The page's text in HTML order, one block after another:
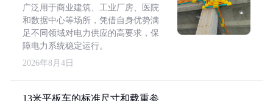
广泛用于商业建筑、工业厂房、医院
和数据中心等场所，凭借自身优势满
足不同领域对电力供应的高要求，保
障电力系统稳定运行。
2026年8月4日
13米平板车的标准尺寸和载重参